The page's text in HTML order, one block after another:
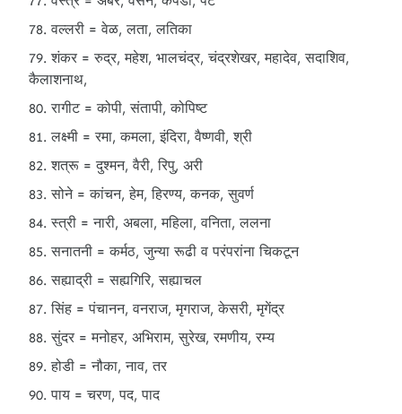
वल्लरी = वेळ, लता, लतिका
शंकर = रुद्र, महेश, भालचंद्र, चंद्रशेखर, महादेव, सदाशिव,
कैलाशनाथ,
रागीट = कोपी, संतापी, कोपिष्ट
लक्ष्मी = रमा, कमला, इंदिरा, वैष्णवी, श्री
शत्रू = दुश्मन, वैरी, रिपु, अरी
सोने = कांचन, हेम, हिरण्य, कनक, सुवर्ण
स्त्री = नारी, अबला, महिला, वनिता, ललना
सनातनी = कर्मठ, जुन्या रूढी व परंपरांना चिकटून
सह्याद्री = सह्यगिरि, सह्याचल
सिंह = पंचानन, वनराज, मृगराज, केसरी, मृगेंद्र
सुंदर = मनोहर, अभिराम, सुरेख, रमणीय, रम्य
होडी = नौका, नाव, तर
पाय = चरण, पद, पाद